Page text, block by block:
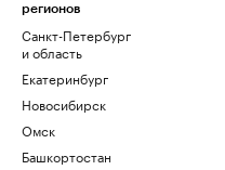
регионов
Санкт-Петербург
и область
Екатеринбург
Новосибирск
Омск
Башкортостан